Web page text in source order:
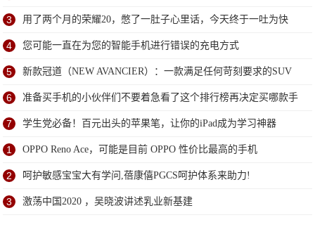
3 用了两个月的荣耀20，憋了一肚子心里话，今天终于一吐为快
4 您可能一直在为您的智能手机进行错误的充电方式
5 新款冠道（NEW AVANCIER）：一款满足任何苛刻要求的SUV
6 准备买手机的小伙伴们不要着急看了这个排行榜再决定买哪款手
机吧
7 学生党必备！百元出头的苹果笔，让你的iPad成为学习神器
1 OPPO Reno Ace，可能是目前 OPPO 性价比最高的手机
2 ​呵护敏感宝宝大有学问,蓓康僖PGCS呵护体系来助力!
3 激荡中国2020 ，吴晓波讲述乳业新基建